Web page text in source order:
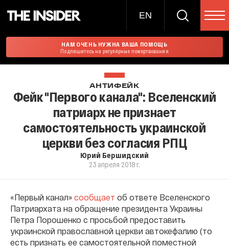
EN
НАМ ОЧЕНЬ НУЖНА ВАША ПОМОЩЬ
Подпишитесь на регулярные пожертвования
АНТИФЕЙК
Фейк "Первого канала": Вселенский
патриарх не признает
самостоятельность украинской
церкви без согласия РПЦ
Юрий Бершидский
23 апреля 2018 г.
«Первый канал» сообщает об ответе Вселенского
Патриархата на обращение президента Украины
Петра Порошенко с просьбой предоставить
украинской православной церкви автокефалию (то
есть признать ее самостоятельной поместной